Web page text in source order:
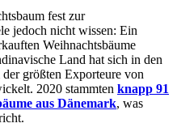
fest zur
jedoch nicht wissen: Ein
Weihnachtsbäume
Land hat sich in den
der größten Exporteure von
2020 stammten knapp 91
aus Dänemark, was